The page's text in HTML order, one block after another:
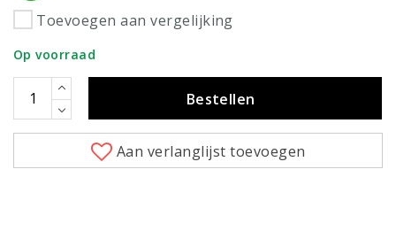
Toevoegen aan vergelijking
Op voorraad
Bestellen
Aan verlanglijst toevoegen